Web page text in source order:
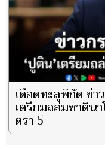
เดือดทะลุพิกัด ข่
เตรียมถล่มชาติน
ตรา 5